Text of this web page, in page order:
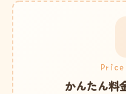
かんたん料